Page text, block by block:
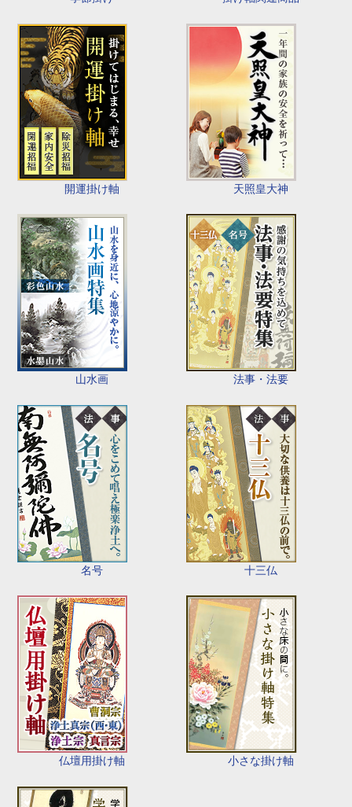
開運掛け軸 天照皇大神
山水画 法事・法要
名号 十三仏
仏壇用掛け軸 小さな掛け軸